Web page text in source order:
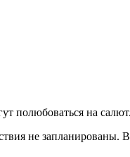
полюбоваться на салют.
не запланированы.